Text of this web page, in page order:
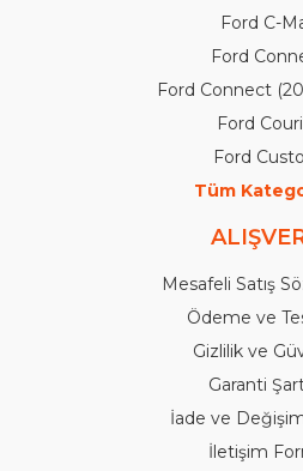
Ford C-
Ford
Ford Connect
Ford
Ford
Tüm
Mesafeli Satış
Ödeme ve
Gizlilik ve
Garanti
İade ve
İletişim